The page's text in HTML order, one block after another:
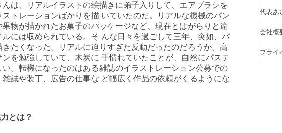
んは、リアルイラストの絵描きに弟子入りして、エアブラシを
トレーションばかりを描 いていたのだ。リアルな機械のパン
物が描かれたお菓子のパッケージなど、現在とはがらりと違
ルには収められている。そ んな日々を過ごして三年、突如、パ
きたくなった。リアルに迫りすぎた反動だったのだろうか。高
を勉強していて、木炭に 手慣れていたことが、自然にパステ
い。転機になったのはある雑誌のイラストレーション公募での
誌や装丁、広告の仕事な ど幅広く作品の依頼がくるようにな
とは？
代表あ
会社概
プライ